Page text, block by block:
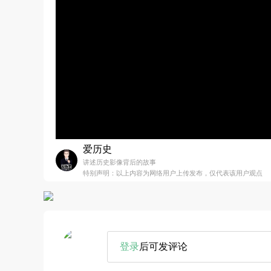
爱历史
讲述历史影像背后的故事
特别声明：以上内容为网络用户上传发布，仅代表该用户观点
登录后可发评论